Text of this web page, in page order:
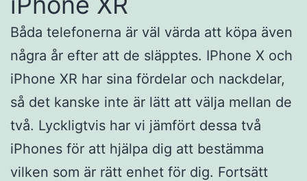
Båda telefonerna är väl värda att köpa även
några år efter att de släpptes. IPhone X och
iPhone XR har sina fördelar och nackdelar,
så det kanske inte är lätt att välja mellan de
två. Lyckligtvis har vi jämfört dessa två
iPhones för att hjälpa dig att bestämma
vilken som är rätt enhet för dig. Fortsätt